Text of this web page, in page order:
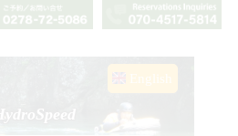
HydroSpeed
English